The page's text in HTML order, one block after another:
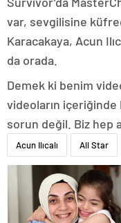
var, sevgilisine
Karacakaya, Acun
da orada.
Demek ki benim
videoların
sorun değil. Biz hep
Acun Ilıcalı All Star